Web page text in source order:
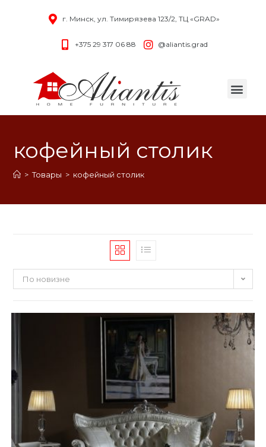
г. Минск, ул. Тимирязева 123/2, ТЦ «GRAD»
+375 29 317 06 88 @aliantis.grad
кофейный столик
> Товары > кофейный столик
По новизне